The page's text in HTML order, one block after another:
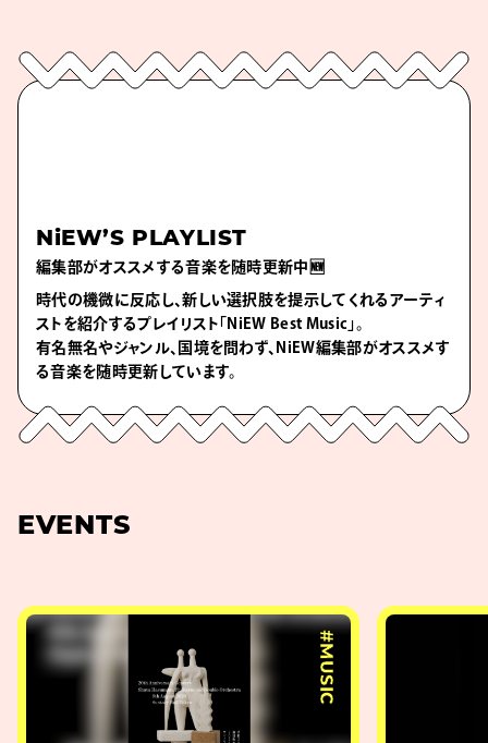
NiEW’S PLAYLIST
編集部がオススメする音楽を随時更新中🆕
時代の機微に反応し、新しい選択肢を提示してくれるアーティ
ストを紹介するプレイリスト「NiEW Best Music」。
有名無名やジャンル、国境を問わず、NiEW編集部がオススメす
る音楽を随時更新しています。
EVENTS
#MUSIC